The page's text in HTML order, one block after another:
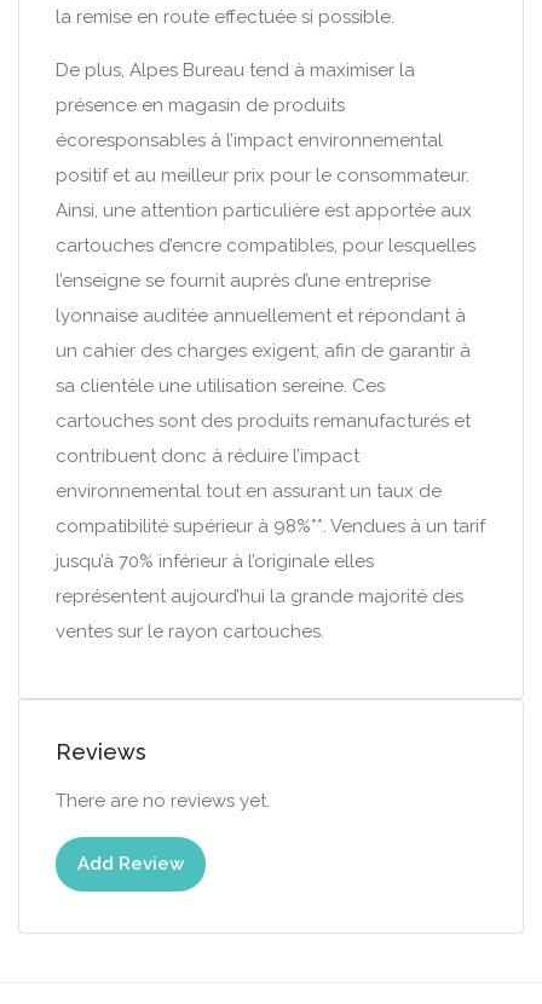
la remise en route effectuée si possible.
De plus, Alpes Bureau tend à maximiser la
présence en magasin de produits
écoresponsables à l’impact environnemental
positif et au meilleur prix pour le consommateur.
Ainsi, une attention particulière est apportée aux
cartouches d’encre compatibles, pour lesquelles
l’enseigne se fournit auprès d’une entreprise
lyonnaise auditée annuellement et répondant à
un cahier des charges exigent, afin de garantir à
sa clientèle une utilisation sereine. Ces
cartouches sont des produits remanufacturés et
contribuent donc à réduire l’impact
environnemental tout en assurant un taux de
compatibilité supérieur à 98%**. Vendues à un tarif
jusqu’à 70% inférieur à l’originale elles
représentent aujourd’hui la grande majorité des
ventes sur le rayon cartouches.
Reviews
There are no reviews yet.
Add Review